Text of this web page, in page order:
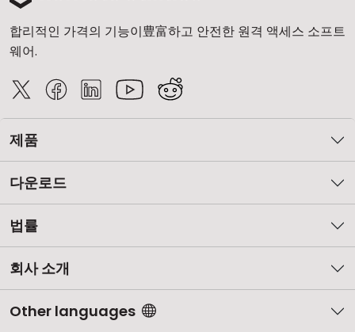
합리적인 가격의 기능이豊富하고 안전한 원격 액세스 소프트
웨어.
제품
다운로드
법률
회사 소개
Other languages